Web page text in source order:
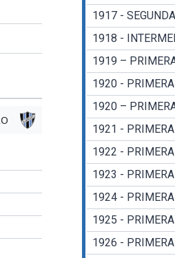
1917 -
1918 -
1919 –
1920 -
1920 –
1921 -
1922 -
1923 -
1924 -
1925 -
1926 -